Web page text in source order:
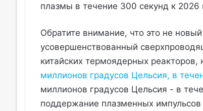
плазмы в течение 300 секунд к 2026
Обратите внимание, что это не
усовершенствованный
китайских термоядерных
миллионов градусов Цельсия, в
миллионов градусов Цельсия - в
поддержание плазменных импульсов